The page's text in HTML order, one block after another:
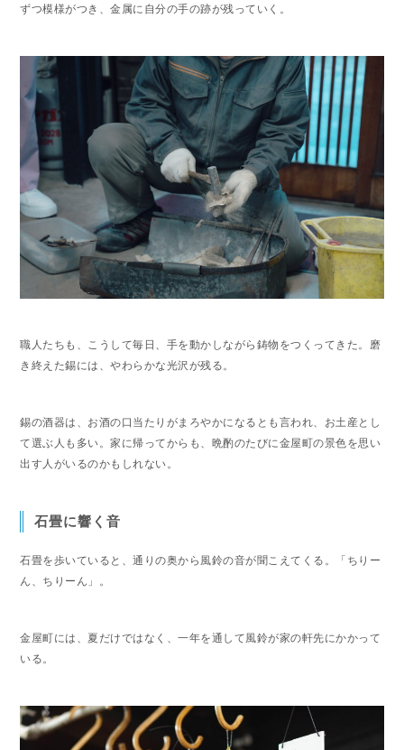
ずつ模様がつき、金属に自分の手の跡が残っていく。
職人たちも、こうして毎日、手を動かしながら鋳物をつくってきた。磨
き終えた錫には、やわらかな光沢が残る。
錫の酒器は、お酒の口当たりがまろやかになるとも言われ、お土産とし
て選ぶ人も多い。家に帰ってからも、晩酌のたびに金屋町の景色を思い
出す人がいるのかもしれない。
石畳に響く音
石畳を歩いていると、通りの奥から風鈴の音が聞こえてくる。「ちりー
ん、ちりーん」。
金屋町には、夏だけではなく、一年を通して風鈴が家の軒先にかかって
いる。